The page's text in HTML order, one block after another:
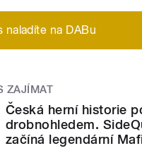
naladíte na DABu
ZAJÍMAT
Česká herní historie
drobnohledem.
začíná legendární